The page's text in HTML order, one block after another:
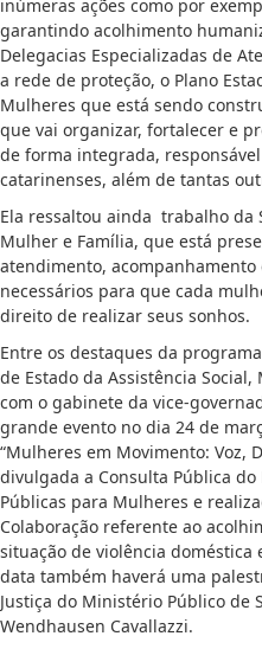
inúmeras ações como por
garantindo acolhimento
Delegacias Especializadas de
a rede de proteção, o Plano
Mulheres que está sendo
que vai organizar, fortalecer e
de forma integrada,
catarinenses, além de tantas
Ela ressaltou ainda trabalho da
Mulher e Família, que está
atendimento,
necessários para que cada
direito de realizar seus sonhos.
Entre os destaques da
de Estado da Assistência
com o gabinete da vice-
grande evento no dia 24 de
“Mulheres em Movimento: Voz,
divulgada a Consulta Pública do
Públicas para Mulheres e
Colaboração referente ao
situação de violência doméstica
data também haverá uma
Justiça do Ministério Público de
Wendhausen Cavallazzi.